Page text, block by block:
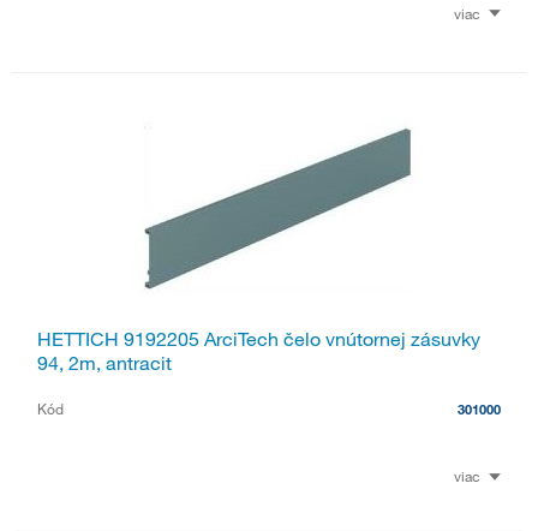
viac
HETTICH 9192205 ArciTech čelo vnútornej zásuvky
94, 2m, antracit
Kód 301000
viac